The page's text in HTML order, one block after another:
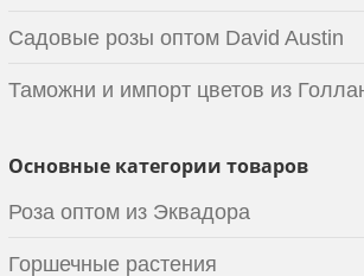
Садовые розы оптом David Austin
Таможни и импорт цветов из
Основные категории товаров
Роза оптом из Эквадора
Горшечные растения